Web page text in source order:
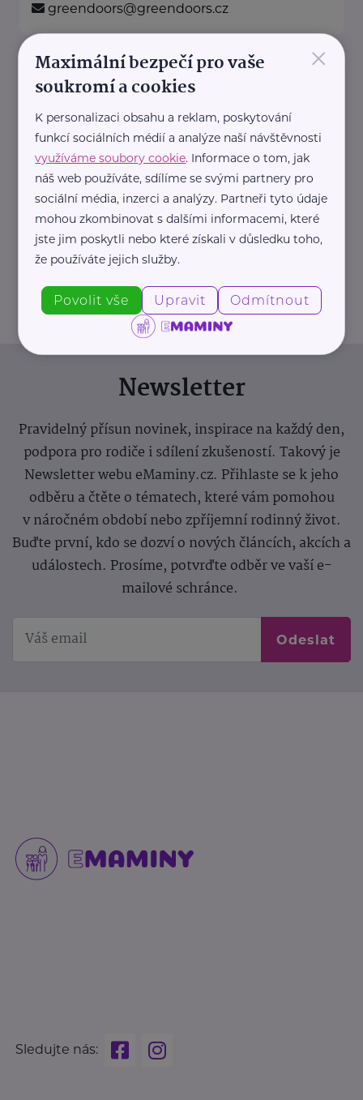
greendoors@greendoors.cz
MOTÝL, z.ú.
Žlutická 22694/2 Plzeň
Organizace MOTÝL nabízí své
služby již od roku 2004.
Rodinné centrum
Vytváří prostor, kde mohou ...
https://www.motyl-plzen.cz/
+420 774 855 134
kancelar@motyl-plzen.cz
Newsletter
Pravidelný přísun novinek, inspirace na každý den,
podpora pro rodiče i sdílení zkušeností. Takový je
Newsletter webu eMaminy.cz. Přihlaste se k jeho
odběru a čtěte o tématech, které vám pomohou
v náročném období nebo zpříjemní rodinný život.
Buďte první, kdo se dozví o nových článcích, akcích a
událostech. Prosíme, potvrďte odběr ve vaší e-
mailové schránce.
Odeslat
Sledujte nás:
×
Maximální bezpečí pro vaše
soukromí a cookies
K personalizaci obsahu a reklam, poskytování
funkcí sociálních médií a analýze naší návštěvnosti
využíváme soubory cookie. Informace o tom, jak
náš web používáte, sdílíme se svými partnery pro
sociální média, inzerci a analýzy. Partneři tyto údaje
mohou zkombinovat s dalšími informacemi, které
jste jim poskytli nebo které získali v důsledku toho,
že používáte jejich služby.
Povolit vše Upravit Odmítnout